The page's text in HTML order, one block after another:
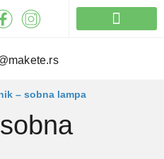
– sobna lampa